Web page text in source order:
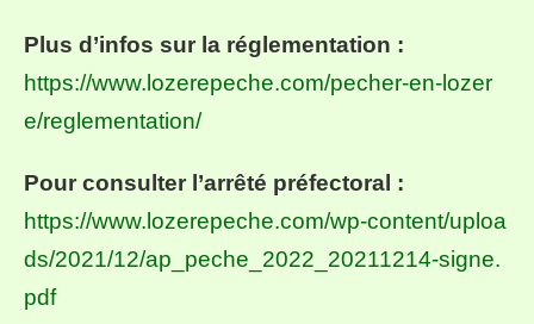
Plus d’infos sur la réglementation :
https://www.lozerepeche.com/pecher-en-lozer
e/reglementation/
Pour consulter l’arrêté préfectoral :
https://www.lozerepeche.com/wp-content/uploa
ds/2021/12/ap_peche_2022_20211214-signe.
pdf